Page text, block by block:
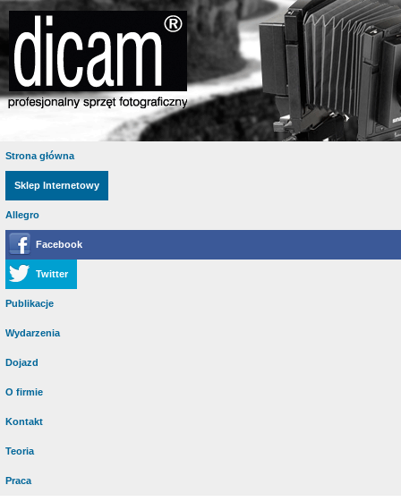
Strona główna
Sklep Internetowy
Allegro
Facebook
Twitter
Publikacje
Wydarzenia
Dojazd
O firmie
Kontakt
Teoria
Praca